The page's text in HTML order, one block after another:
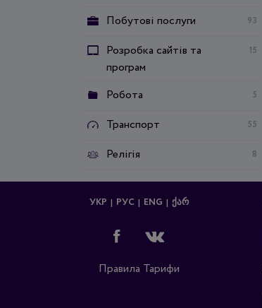
Побутові послуги 93
Розробка сайтів та
програм
15
Робота 5
Транспорт 55
Релігія 8
УКР РУС ENG ᲥᲐᲠ
Правила Тарифи